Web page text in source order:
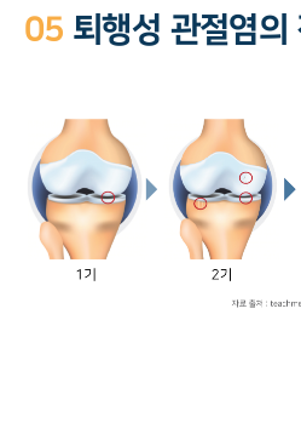
05 퇴행성 관절염의